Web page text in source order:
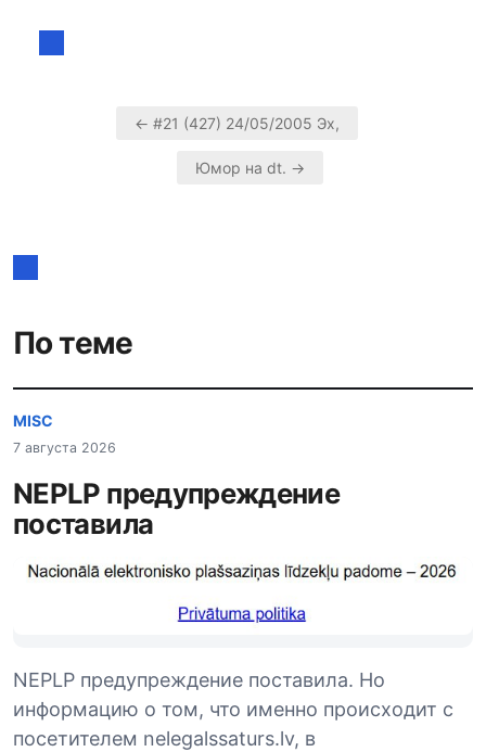
Навигация
← #21 (427) 24/05/2005 Эх,
Юмор на dt. →
По теме
MISC
7 августа 2026
NEPLP предупреждение
поставила
NEPLP предупреждение поставила. Но
информацию о том, что именно происходит с
посетителем nelegalssaturs.lv, в